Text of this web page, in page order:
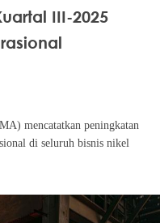
III-2025
mencatatkan peningkatan
di seluruh bisnis nikel